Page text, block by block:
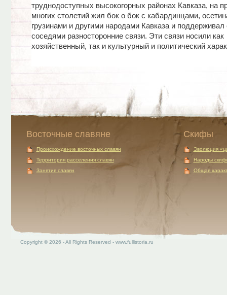
труднодоступных высокогорных районах Кавказа, на
многих столетий жил бок о бок с кабардинцами,
грузинами и другими народами Кавказа и поддерживал
соседями разносторонние связи. Эти связи носили как
хозяйственный, так и культурный и политический
Восточные славяне
Происхождение восточных славян
Территория расселения славян
Занятия славян
Скифы
Эволюция
Народы
Общая
Copyright © 2026 - All Rights Reserved - www.fullistoria.ru